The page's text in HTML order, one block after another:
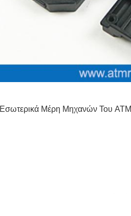
Εσωτερικά Μέρη Μηχανών Του ATM